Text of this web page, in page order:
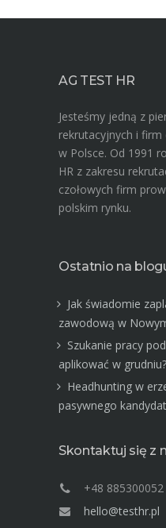
AG TEST HR
Jesteśmy jedną z
rekrutacyjnych i
w Polsce. Od 1991
HR z zakresu
czołowych firm
polskim rynku.
Ostatnio na
Jak świadomie
zawodową w
Szukanie pracy
aplikować w grudniu?
Headhunting w
pasywnego
Skontaktuj się z
+48 885300052
hello@testhr.pl